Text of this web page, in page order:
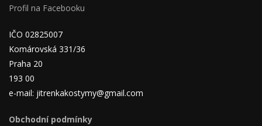
Profil na Facebooku
IČO 02825007
Komárovská 331/36
Praha 20
193 00
e-mail: jitrenkakostymy@gmail.com
Obchodní podmínky